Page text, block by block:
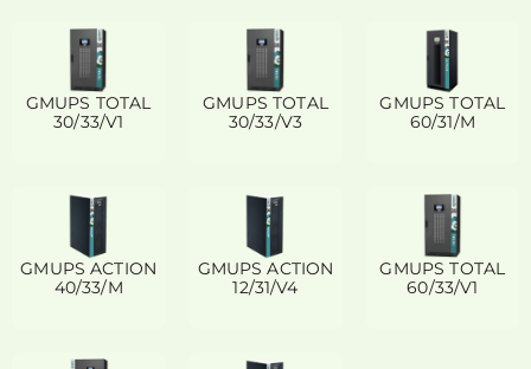
GMUPS TOTAL
30/33/V1
GMUPS TOTAL
30/33/V3
GMUPS TOTAL
60/31/M
GMUPS ACTION
40/33/M
GMUPS ACTION
12/31/V4
GMUPS TOTAL
60/33/V1